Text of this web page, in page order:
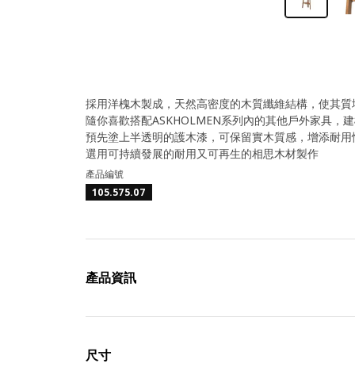
採用洋槐木製成，天然高密度的木質纖維結構，使其
隨你喜歡搭配ASKHOLMEN系列內的其他戶外家具，
預先塗上半透明的護木漆，可保留實木質感，增添耐用
選用可持續發展的耐用又可再生的相思木材製作
產品編號
105.575.07
產品資訊
尺寸